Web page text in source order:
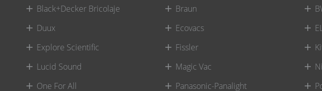
Black+Decker Bricolaje
Braun
Duux
Ecovacs
Explore Scientific
Fissler
Lucid Sound
Magic Vac
One For All
Panasonic-Panalight